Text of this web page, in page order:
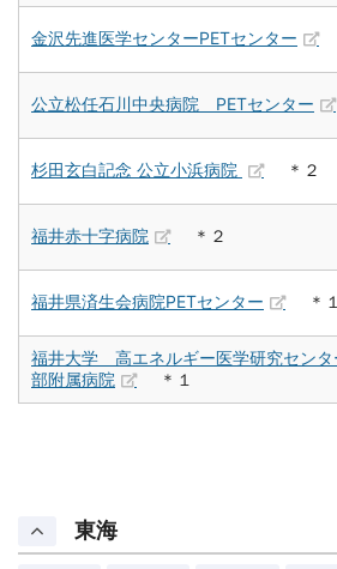
金沢先進医学センターPETセンター
公立松任石川中央病院 PETセンター
杉田玄白記念 公立小浜病院 ＊２
福井赤十字病院 ＊２
福井県済生会病院PETセンター ＊１
福井大学 高エネルギー医学研究センタ
部附属病院
＊１
東海